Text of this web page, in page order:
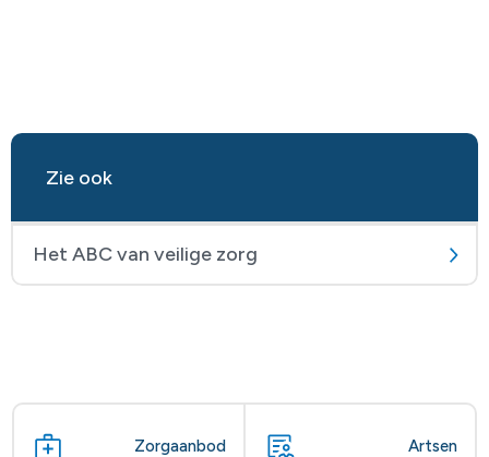
Zie ook
Het ABC van veilige zorg
Zorgaanbod Artsen